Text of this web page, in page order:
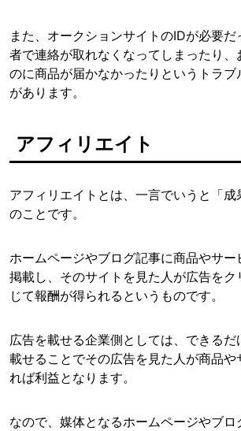
また、オークションサイトのIDが必要
者で連絡が取れなくなってしまったり
のに商品が届かなかったりというトラブ
があります。
アフィリエイト
アフィリエイトとは、一言でいうと「成
のことです。
ホームページやブログ記事に商品やサー
掲載し、そのサイトを見た人が広告を
じて報酬が得られるというものです。
広告を載せる企業側としては、できる
載せることでその広告を見た人が商品や
れば利益となります。
なので、媒体となるホームページやブ